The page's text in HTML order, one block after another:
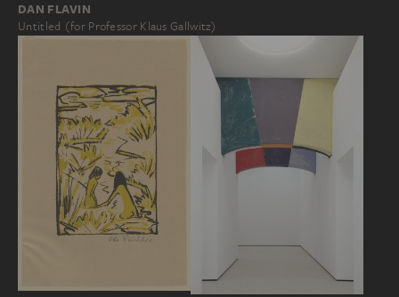
DAN FLAVIN
Untitled (for Professor Klaus Gallwitz)